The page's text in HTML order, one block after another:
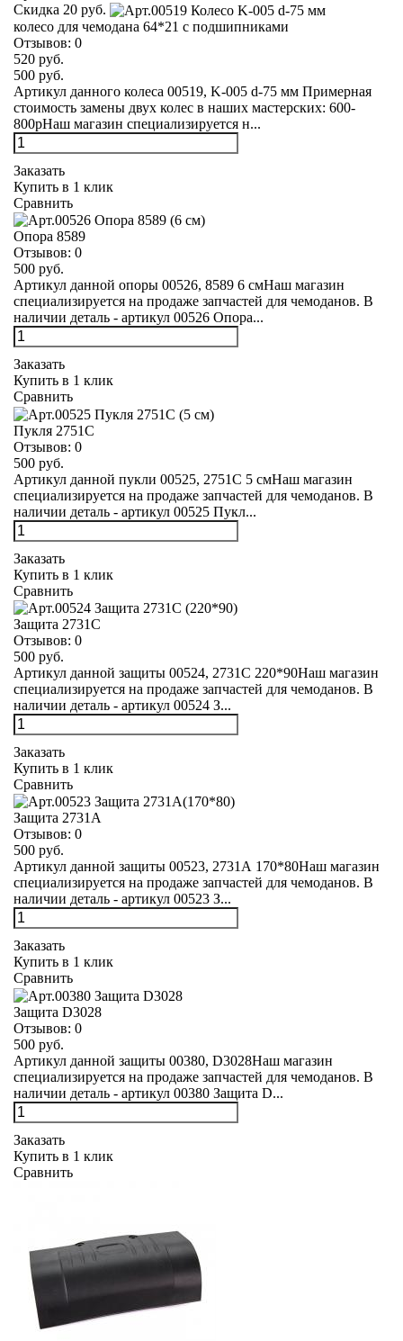
Скидка 20 руб.
колесо для чемодана 64*21 с подшипниками
Отзывов: 0
520 руб.
500 руб.
Артикул данного колеса 00519, K-005 d-75 мм Примерная
стоимость замены двух колес в наших мастерских: 600-
800рНаш магазин специализируется н...
Заказать
Купить в 1 клик
Сравнить
Опора 8589
Отзывов: 0
500 руб.
Артикул данной опоры 00526, 8589 6 смНаш магазин
специализируется на продаже запчастей для чемоданов. В
наличии деталь - артикул 00526 Опора...
Заказать
Купить в 1 клик
Сравнить
Пукля 2751С
Отзывов: 0
500 руб.
Артикул данной пукли 00525, 2751С 5 смНаш магазин
специализируется на продаже запчастей для чемоданов. В
наличии деталь - артикул 00525 Пукл...
Заказать
Купить в 1 клик
Сравнить
Защита 2731С
Отзывов: 0
500 руб.
Артикул данной защиты 00524, 2731С 220*90Наш магазин
специализируется на продаже запчастей для чемоданов. В
наличии деталь - артикул 00524 З...
Заказать
Купить в 1 клик
Сравнить
Защита 2731А
Отзывов: 0
500 руб.
Артикул данной защиты 00523, 2731А 170*80Наш магазин
специализируется на продаже запчастей для чемоданов. В
наличии деталь - артикул 00523 З...
Заказать
Купить в 1 клик
Сравнить
Защита D3028
Отзывов: 0
500 руб.
Артикул данной защиты 00380, D3028Наш магазин
специализируется на продаже запчастей для чемоданов. В
наличии деталь - артикул 00380 Защита D...
Заказать
Купить в 1 клик
Сравнить